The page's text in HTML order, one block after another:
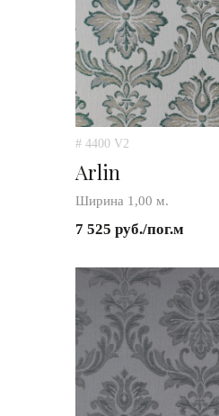
# 4400 V2
Arlin
Ширина 1,00 м.
7 525 руб./пог.м